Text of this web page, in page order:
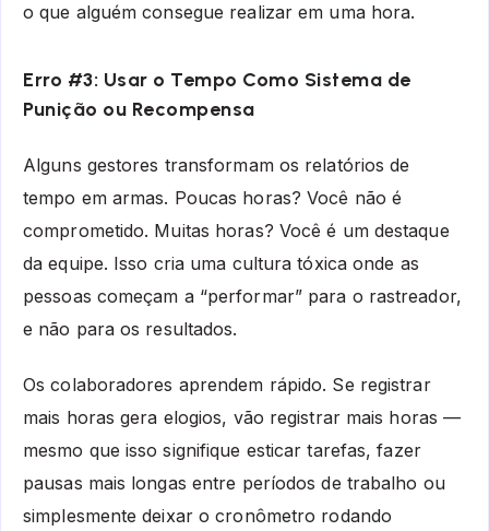
o que alguém consegue realizar em uma hora.
Erro #3: Usar o Tempo Como Sistema de
Punição ou Recompensa
Alguns gestores transformam os relatórios de
tempo em armas. Poucas horas? Você não é
comprometido. Muitas horas? Você é um destaque
da equipe. Isso cria uma cultura tóxica onde as
pessoas começam a “performar” para o rastreador,
e não para os resultados.
Os colaboradores aprendem rápido. Se registrar
mais horas gera elogios, vão registrar mais horas —
mesmo que isso signifique esticar tarefas, fazer
pausas mais longas entre períodos de trabalho ou
simplesmente deixar o cronômetro rodando